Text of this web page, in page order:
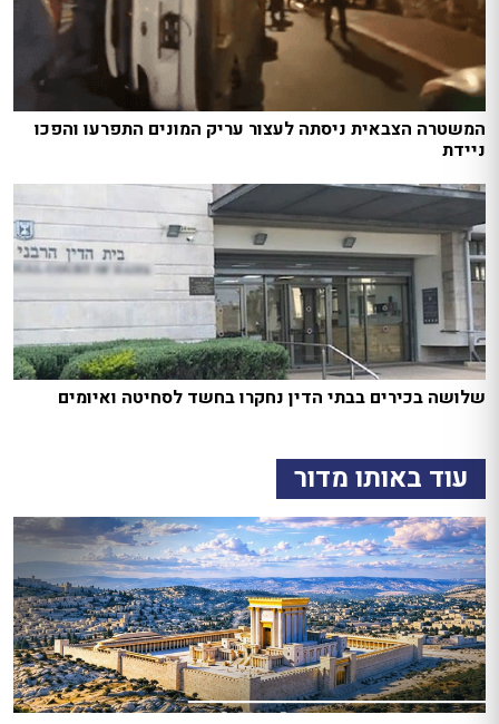
המשטרה הצבאית ניסתה לעצור עריק המונים התפרעו והפכו
ניידת
שלושה בכירים בבתי הדין נחקרו בחשד לסחיטה ואיומים
עוד באותו מדור